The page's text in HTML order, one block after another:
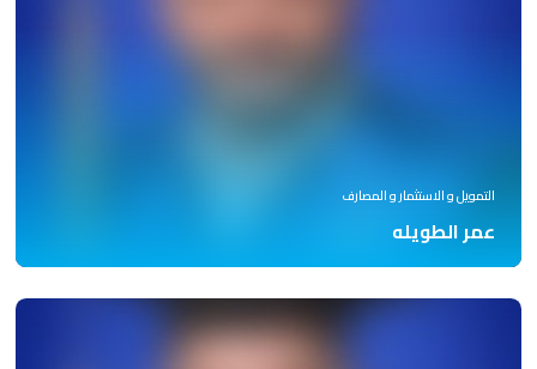
التمويل و الاستثمار و المصارف
عمر الطويله